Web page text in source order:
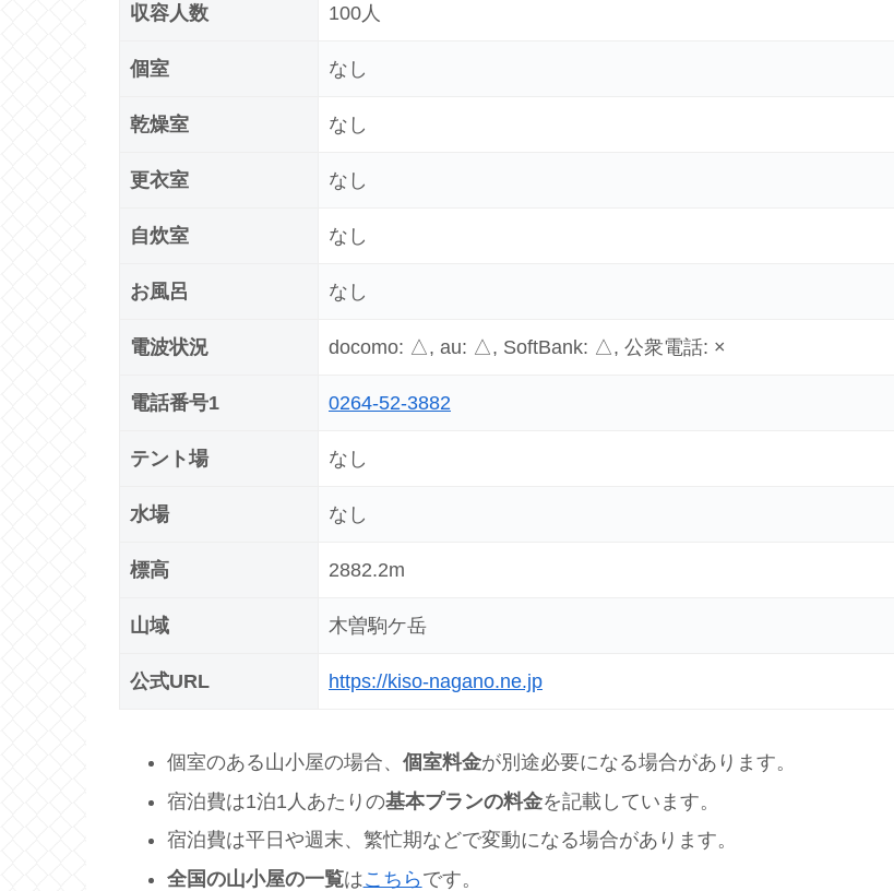
収容人数 100人
個室 なし
乾燥室 なし
更衣室 なし
自炊室 なし
お風呂 なし
電波状況 docomo: △, au: △, SoftBank: △, 公衆電話: ×
電話番号1 0264-52-3882
テント場 なし
水場 なし
標高 2882.2m
山域 木曽駒ケ岳
公式URL https://kiso-nagano.ne.jp
個室のある山小屋の場合、 個室料金が別途必要になる場合があります。
宿泊費は1泊1人あたりの基本プランの料金を記載しています。
宿泊費は平日や週末、繁忙期などで変動になる場合があります。
全国の山小屋の一覧はこちら です。